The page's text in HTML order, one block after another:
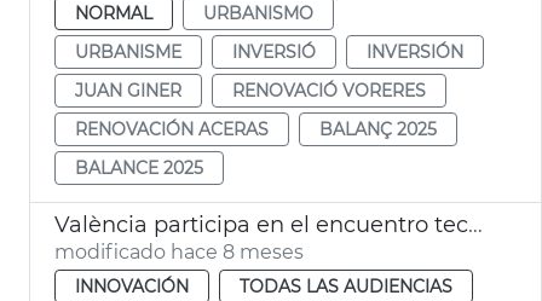
NORMAL
URBANISMO
URBANISME
INVERSIÓ
INVERSIÓN
JUAN GINER
RENOVACIÓ VORERES
RENOVACIÓN ACERAS
BALANÇ 2025
BALANCE 2025
València participa en el encuentro tecnológico Slush Hèlsinki
modificado hace 8 meses
INNOVACIÓN TODAS LAS AUDIENCIAS